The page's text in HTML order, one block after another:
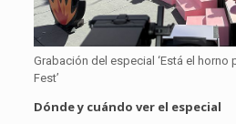
Grabación del especial ‘Está el horno
Fest’
Dónde y cuándo ver el especial